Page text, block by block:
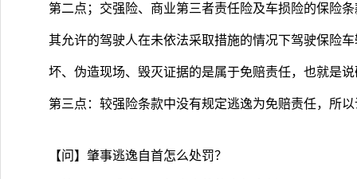
第二点；交强险、商业第三者责任险及车损险的保险
其允许的驾驶人在未依法采取措施的情况下驾驶保险
坏、伪造现场、毁灭证据的是属于免赔责任，也就是
第三点：较强险条款中没有规定逃逸为免赔责任，所
【问】肇事逃逸自首怎么处罚？